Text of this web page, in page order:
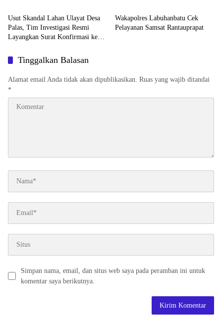
Usut Skandal Lahan Ulayat Desa
Palas, Tim Investigasi Resmi
Layangkan Surat Konfirmasi ke
Wakapolres Labuhanbatu Cek
Pelayanan Samsat Rantauprapat
Tinggalkan Balasan
Alamat email Anda tidak akan dipublikasikan. Ruas yang wajib ditandai
*
Simpan nama, email, dan situs web saya pada peramban ini untuk
komentar saya berikutnya.